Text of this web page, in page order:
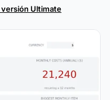
versión Ultimate